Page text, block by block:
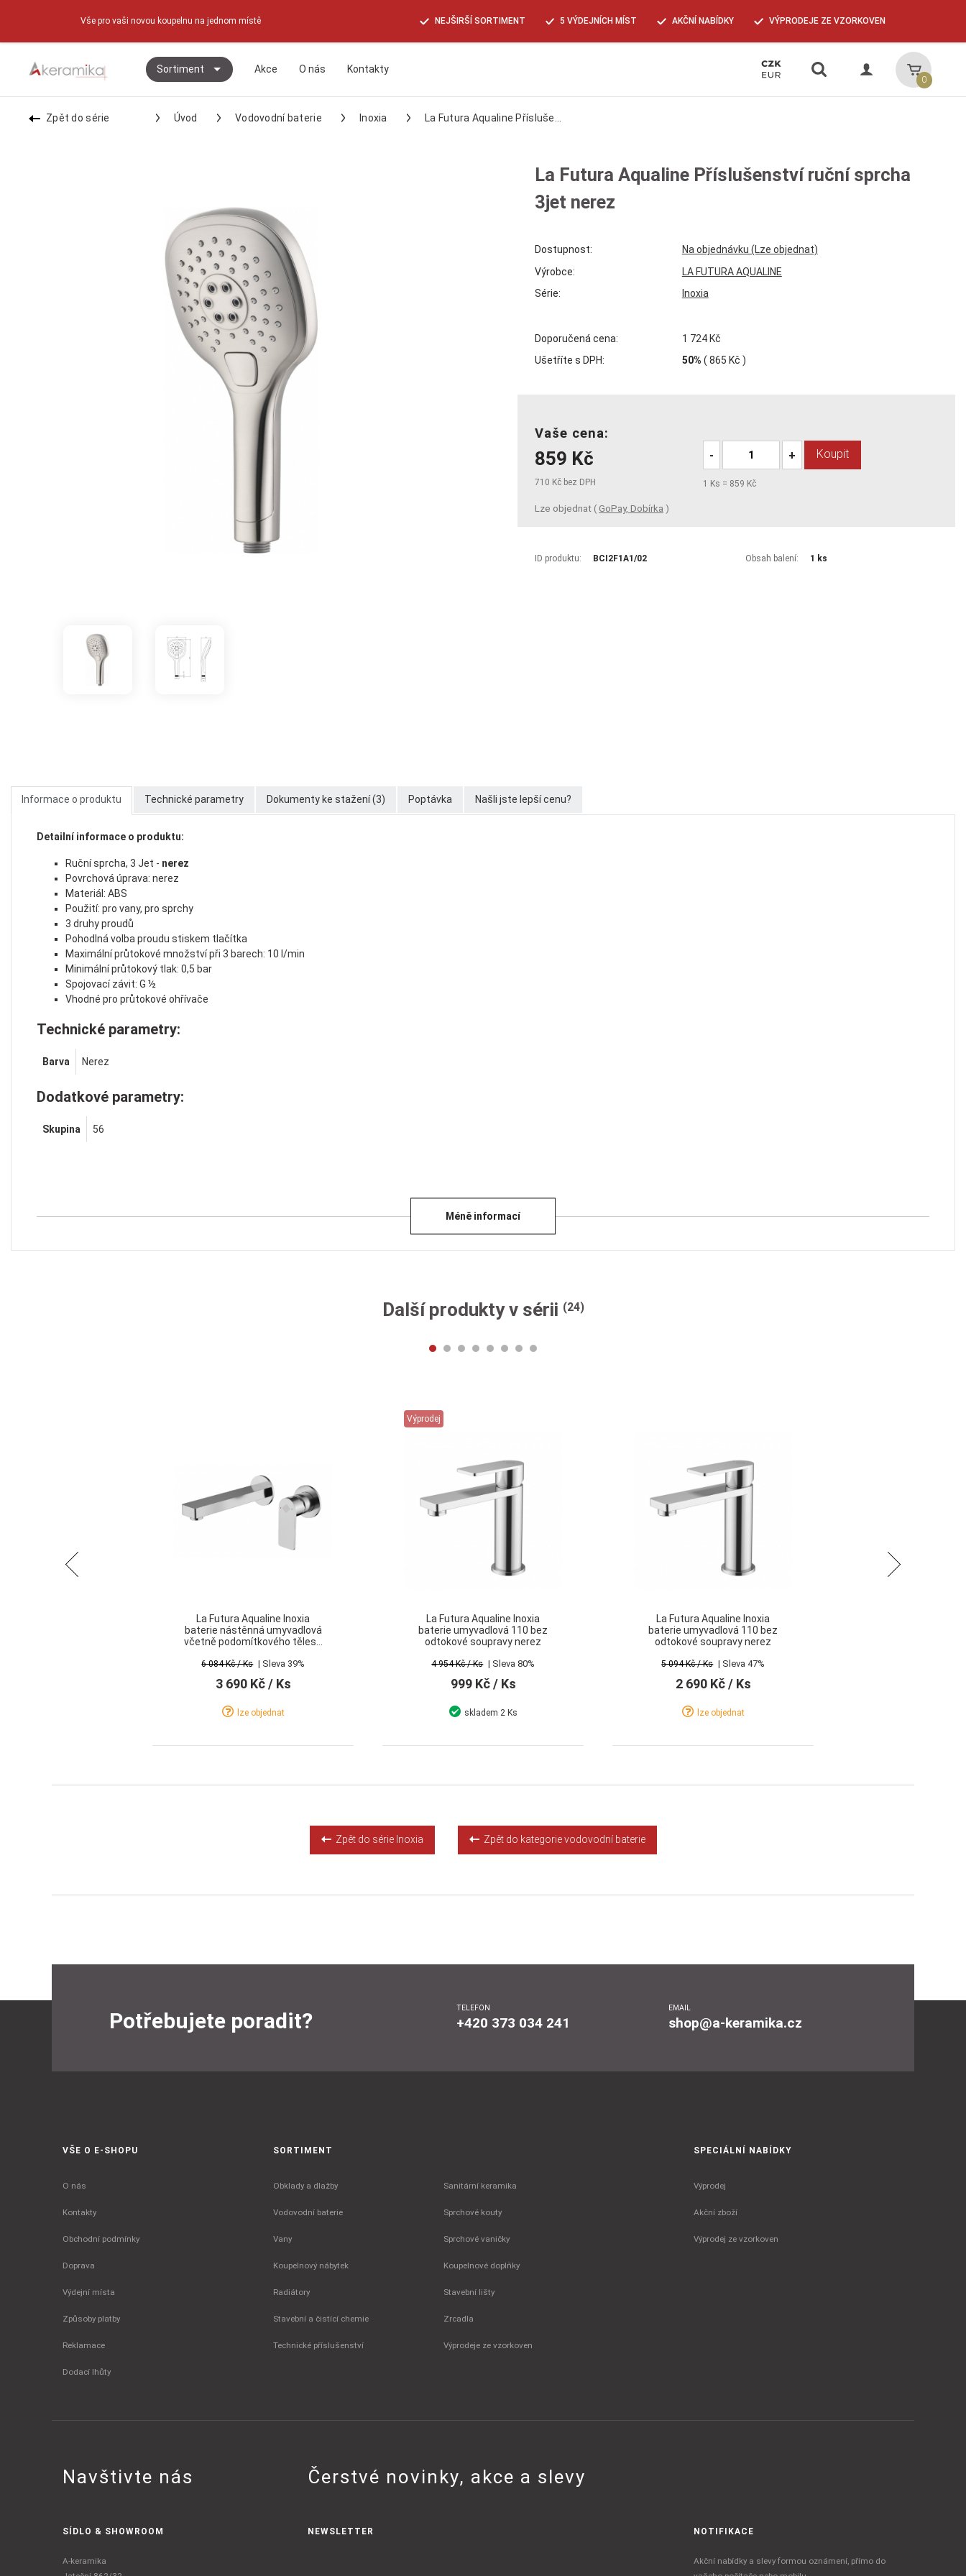
Vše pro vaši novou koupelnu na jednom místě NEJŠIRŠÍ SORTIMENT 5 VÝDEJNÍCH MÍST AKČNÍ NABÍDKY VÝPRODEJE ZE VZORKOVEN
Sortiment Akce O nás Kontakty Vyhledávání Košík
0
Zpět do série Úvod Vodovodní baterie Inoxia La Futura Aqualine Přísluše...
La Futura Aqualine Příslušenství ruční sprcha
3jet nerez
Dostupnost:
Na objednávku (Lze objednat)
Výrobce:
LA FUTURA AQUALINE
Série:
Inoxia
Doporučená cena:
1 724 Kč
Ušetříte s DPH:
50% ( 865 Kč )
Vaše cena:
859 Kč
710 Kč bez DPH
- + Koupit
1 Ks = 859 Kč
Lze objednat ( GoPay, Dobírka )
ID produktu: BCI2F1A1/02 Obsah balení: 1 ks
Informace o produktu Technické parametry Dokumenty ke stažení (3) Poptávka Našli jste lepší cenu?
Detailní informace o produktu:
Ruční sprcha, 3 Jet - nerez
Povrchová úprava: nerez
Materiál: ABS
Použití: pro vany, pro sprchy
3 druhy proudů
Pohodlná volba proudu stiskem tlačítka
Maximální průtokové množství při 3 barech: 10 l/min
Minimální průtokový tlak: 0,5 bar
Spojovací závit: G ½
Vhodné pro průtokové ohřívače
Technické parametry:
Barva Nerez
Dodatkové parametry:
Skupina 56
Méně informací
Další produkty v sérii (24)
La Futura Aqualine Inoxia
baterie nástěnná umyvadlová
včetně podomítkového tělesa
6 084 Kč/ Ks | Sleva 39%
3 690 Kč/ Ks
lze objednat
Výprodej
La Futura Aqualine Inoxia
baterie umyvadlová 110 bez
odtokové soupravy nerez
4 954 Kč/ Ks | Sleva 80%
999 Kč/ Ks
skladem 2 Ks
La Futura Aqualine Inoxia
baterie umyvadlová 110 bez
odtokové soupravy nerez
5 094 Kč/ Ks | Sleva 47%
2 690 Kč/ Ks
lze objednat
Zpět do série Inoxia Zpět do kategorie vodovodní baterie
Potřebujete poradit?
TELEFON
+420 373 034 241
EMAIL
shop@a-keramika.cz
VŠE O E-SHOPU
O nás
Kontakty
Obchodní podmínky
Doprava
Výdejní místa
Způsoby platby
Reklamace
Dodací lhůty
SORTIMENT
Obklady a dlažby Sanitární keramika
Vodovodní baterie Sprchové kouty
Vany Sprchové vaničky
Koupelnový nábytek Koupelnové doplňky
Radiátory Stavební lišty
Stavební a čistící chemie Zrcadla
Technické příslušenství Výprodeje ze vzorkoven
SPECIÁLNÍ NABÍDKY
Výprodej
Akční zboží
Výprodej ze vzorkoven
Navštivte nás Čerstvé novinky, akce a slevy
SÍDLO & SHOWROOM
A-keramika
NEWSLETTER NOTIFIKACE
Akční nabídky a slevy formou oznámení, přímo do